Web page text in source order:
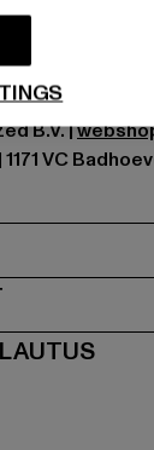
100% Puuvilla
B.V. |
VC